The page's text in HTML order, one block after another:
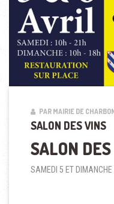
PAR MAIRIE DE
SALON DES VINS
SALON
SAMEDI 5 ET